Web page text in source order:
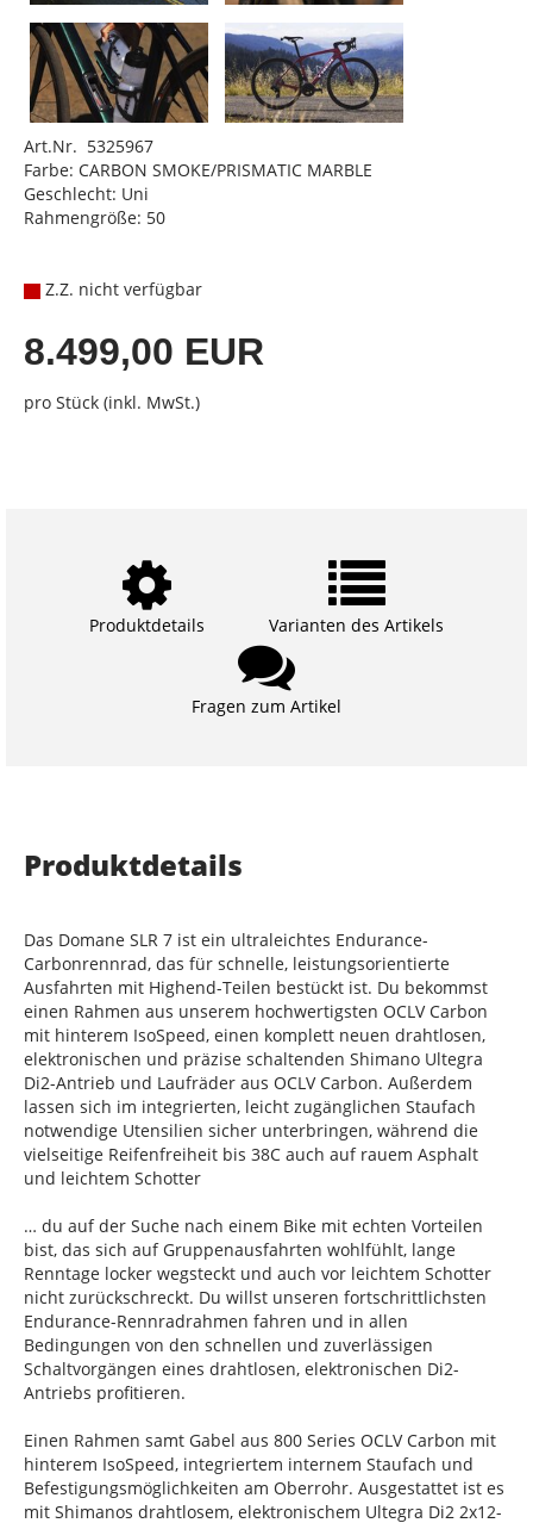
Art.Nr. 5325967
Farbe: CARBON SMOKE/PRISMATIC MARBLE
Geschlecht: Uni
Rahmengröße: 50
Z.Z. nicht verfügbar
8.499,00 EUR
pro Stück (inkl. MwSt.)
Produktdetails Varianten des Artikels
Fragen zum Artikel
Produktdetails
Das Domane SLR 7 ist ein ultraleichtes Endurance-
Carbonrennrad, das für schnelle, leistungsorientierte
Ausfahrten mit Highend-Teilen bestückt ist. Du bekommst
einen Rahmen aus unserem hochwertigsten OCLV Carbon
mit hinterem IsoSpeed, einen komplett neuen drahtlosen,
elektronischen und präzise schaltenden Shimano Ultegra
Di2-Antrieb und Laufräder aus OCLV Carbon. Außerdem
lassen sich im integrierten, leicht zugänglichen Staufach
notwendige Utensilien sicher unterbringen, während die
vielseitige Reifenfreiheit bis 38C auch auf rauem Asphalt
und leichtem Schotter
… du auf der Suche nach einem Bike mit echten Vorteilen
bist, das sich auf Gruppenausfahrten wohlfühlt, lange
Renntage locker wegsteckt und auch vor leichtem Schotter
nicht zurückschreckt. Du willst unseren fortschrittlichsten
Endurance-Rennradrahmen fahren und in allen
Bedingungen von den schnellen und zuverlässigen
Schaltvorgängen eines drahtlosen, elektronischen Di2-
Antriebs profitieren.
Einen Rahmen samt Gabel aus 800 Series OCLV Carbon mit
hinterem IsoSpeed, integriertem internem Staufach und
Befestigungsmöglichkeiten am Oberrohr. Ausgestattet ist es
mit Shimanos drahtlosem, elektronischem Ultegra Di2 2x12-